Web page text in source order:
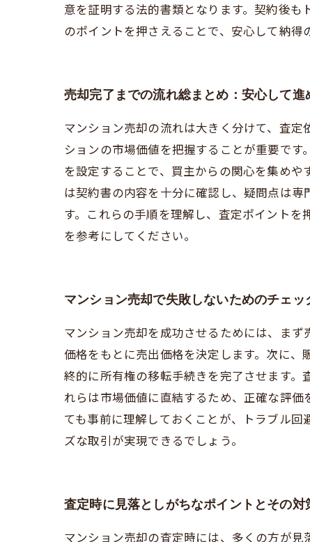
意を証明する法的書類となります。契約後
のポイントを押さえることで、安心して納得
売却完了までの流れ総まとめ：安心して進
マンション売却の流れは大きく分けて、査
ションの市場価値を把握することが重要で
を設定することで、買主からの関心を集め
は契約書の内容を十分に確認し、疑問点は
す。これらの手順を理解し、査定ポイント
を参考にしてください。
マンション売却で失敗しないためのチェッ
マンション売却を成功させるためには、ま
価格をもとに売出価格を決定します。次に
終的に所有権の移転手続きを完了させます
れらは市場価値に直結するため、正確な評
ても事前に理解しておくことが、トラブル
ズな取引が実現できるでしょう。
査定時に見落としがちなポイントとその対
マンション売却の査定時には、多くの方が